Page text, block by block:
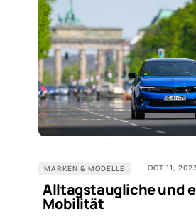
MARKEN & MODELLE OCT 11, 2023
Alltagstaugliche und
Mobilität